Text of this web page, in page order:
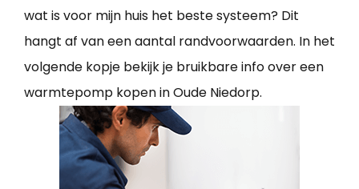
wat is voor mijn huis het beste systeem? Dit
hangt af van een aantal randvoorwaarden. In het
volgende kopje bekijk je bruikbare info over een
warmtepomp kopen in Oude Niedorp.